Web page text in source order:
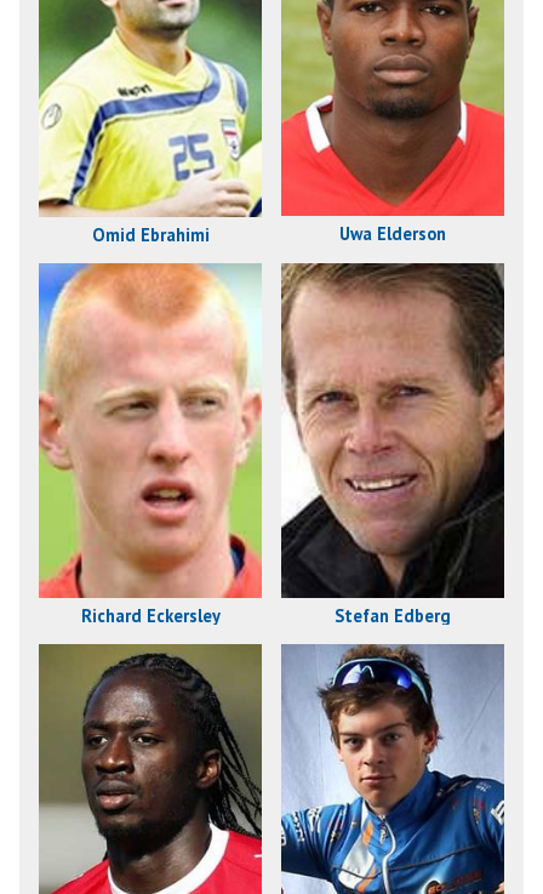
Omid Ebrahimi Uwa Elderson
Richard Eckersley Stefan Edberg